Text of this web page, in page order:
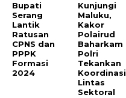
Bupati
Serang
Lantik
Ratusan
CPNS dan
PPPK
Formasi
2024
Kunjungi
Maluku,
Kakor
Polairud
Baharkam
Polri
Tekankan
Koordinasi
Lintas
Sektoral